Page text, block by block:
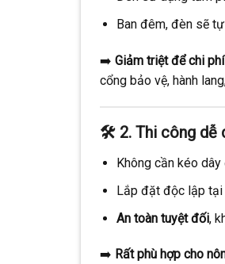
Ban đêm, đèn sẽ
➡️ Giảm triệt để chi
cổng bảo vệ, hành
🛠️ 2. Thi công dễ
Không cần kéo
Lắp đặt độc lập tại
An toàn tuyệt đối,
➡️ Rất phù hợp cho